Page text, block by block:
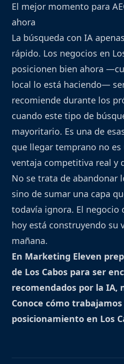
El mejor momento para
ahora
La búsqueda con IA
rápido. Los negocios en
posicionen bien ahora
local lo está haciendo—
recomiende durante los
cuando este tipo de
mayoritario. Es una de
que llegar temprano no es
ventaja competitiva real y
No se trata de abandonar
sino de sumar una capa
todavía ignora. El negocio
hoy está construyendo su
mañana.
En Marketing Eleven
de Los Cabos para ser
recomendados por la IA,
Conoce cómo trabajamos
posicionamiento en Los